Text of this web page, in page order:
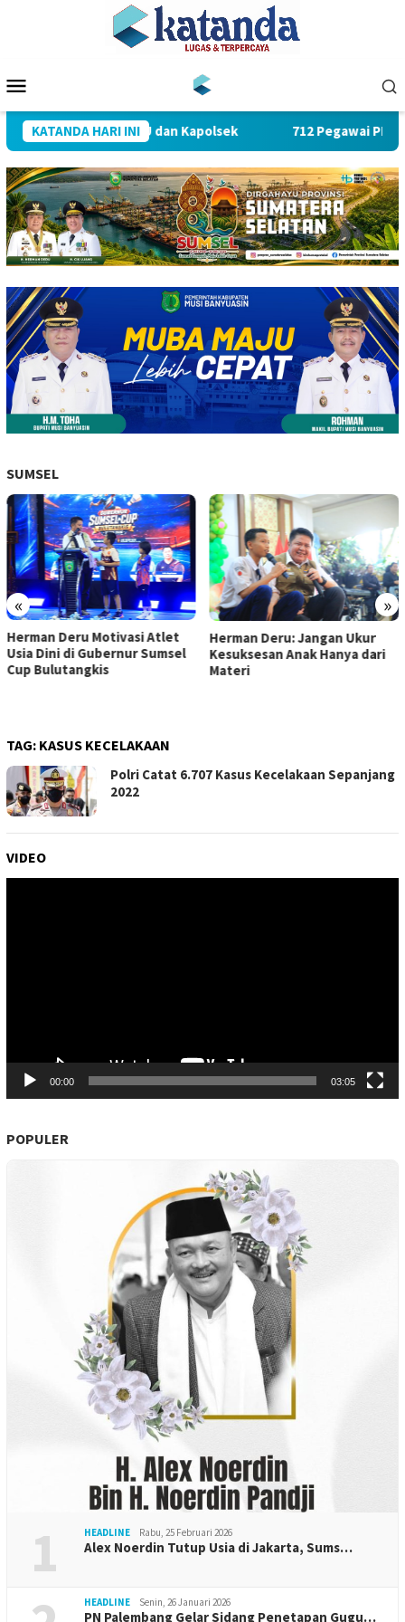
Mobile
KATANDA HARI INI
Sejumlah PJU dan Kapolsek 712 Pegawai PLN UID
SUMSEL
« »
Herman Deru Motivasi Atlet
Usia Dini di Gubernur Sumsel
Cup Bulutangkis
Herman Deru: Jangan Ukur
Kesuksesan Anak Hanya dari
Materi
TAG: KASUS KECELAKAAN
Polri Catat 6.707 Kasus Kecelakaan Sepanjang
2022
VIDEO
00:00 03:05
POPULER
1 HEADLINE Rabu, 25 Februari 2026
Alex Noerdin Tutup Usia di Jakarta, Sums…
HEADLINE Senin, 26 Januari 2026
PN Palembang Gelar Sidang Penetapan Gugu…